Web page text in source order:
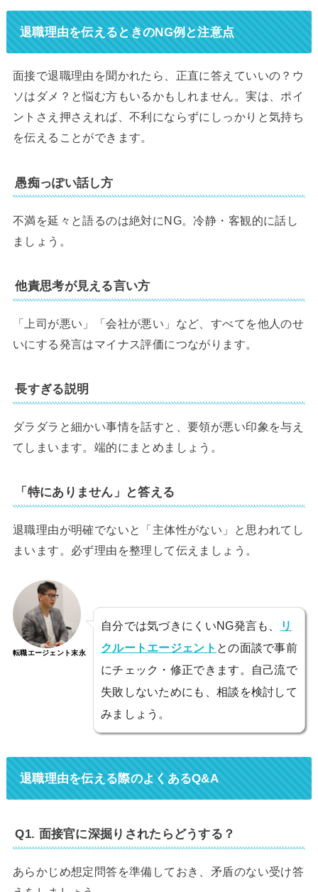
退職理由を伝えるときのNG例と注意点
面接で退職理由を聞かれたら、正直に答えていいの？ウ
ソはダメ？と悩む方もいるかもしれません。実は、ポイ
ントさえ押さえれば、不利にならずにしっかりと気持ち
を伝えることができます。
愚痴っぽい話し方
不満を延々と語るのは絶対にNG。冷静・客観的に話し
ましょう。
他責思考が見える言い方
「上司が悪い」「会社が悪い」など、すべてを他人のせ
いにする発言はマイナス評価につながります。
長すぎる説明
ダラダラと細かい事情を話すと、要領が悪い印象を与え
てしまいます。端的にまとめましょう。
「特にありません」と答える
退職理由が明確でないと「主体性がない」と思われてし
まいます。必ず理由を整理して伝えましょう。
転職エージェント末永
自分では気づきにくいNG発言も、
リ
クルートエージェント との面談で事前
にチェック・修正できます。自己流で
失敗しないためにも、相談を検討して
みましょう。
退職理由を伝える際のよくあるQ&A
Q1. 面接官に深掘りされたらどうする？
あらかじめ想定問答を準備しておき、矛盾のない受け答